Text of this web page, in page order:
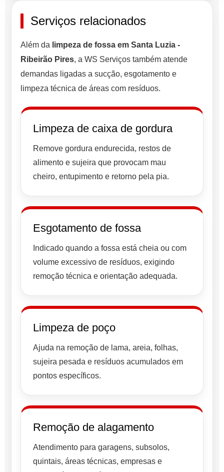
Serviços relacionados
Além da limpeza de fossa em Santa Luzia -
Ribeirão Pires, a WS Serviços também atende
demandas ligadas a sucção, esgotamento e
limpeza técnica de áreas com resíduos.
Limpeza de caixa de gordura
Remove gordura endurecida, restos de
alimento e sujeira que provocam mau
cheiro, entupimento e retorno pela pia.
Esgotamento de fossa
Indicado quando a fossa está cheia ou com
volume excessivo de resíduos, exigindo
remoção técnica e orientação adequada.
Limpeza de poço
Ajuda na remoção de lama, areia, folhas,
sujeira pesada e resíduos acumulados em
pontos específicos.
Remoção de alagamento
Atendimento para garagens, subsolos,
quintais, áreas técnicas, empresas e